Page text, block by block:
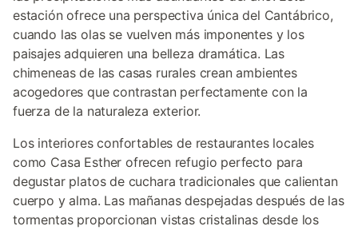
estación ofrece una perspectiva única del Cantábrico,
cuando las olas se vuelven más imponentes y los
paisajes adquieren una belleza dramática. Las
chimeneas de las casas rurales crean ambientes
acogedores que contrastan perfectamente con la
fuerza de la naturaleza exterior.
Los interiores confortables de restaurantes locales
como Casa Esther ofrecen refugio perfecto para
degustar platos de cuchara tradicionales que calientan
cuerpo y alma. Las mañanas despejadas después de las
tormentas proporcionan vistas cristalinas desde los